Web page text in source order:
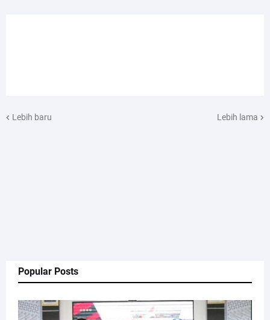
Popular Posts
Lebih baru Lebih lama